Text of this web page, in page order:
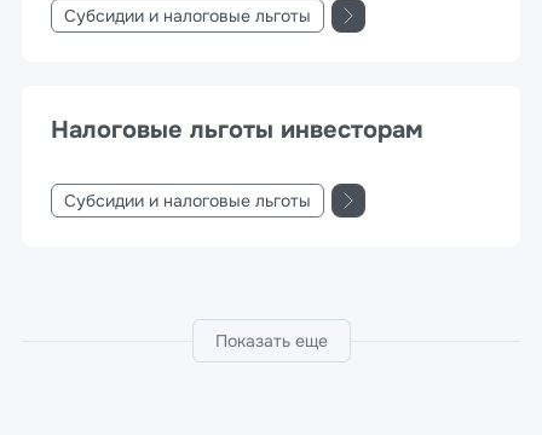
Субсидии и налоговые льготы
Налоговые льготы инвесторам
Субсидии и налоговые льготы
Показать еще